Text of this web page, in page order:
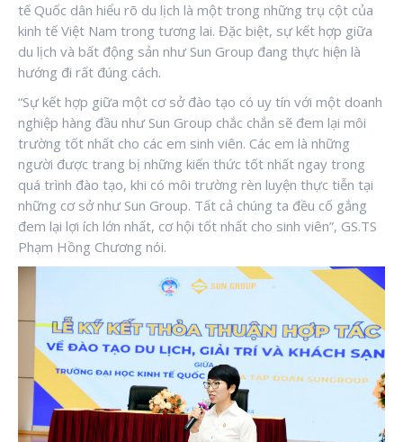
tế Quốc dân hiểu rõ du lịch là một trong những trụ cột của
kinh tế Việt Nam trong tương lai. Đặc biệt, sự kết hợp giữa
du lịch và bất động sản như Sun Group đang thực hiện là
hướng đi rất đúng cách.
“Sự kết hợp giữa một cơ sở đào tạo có uy tín với một doanh
nghiệp hàng đầu như Sun Group chắc chắn sẽ đem lại môi
trường tốt nhất cho các em sinh viên. Các em là những
người được trang bị những kiến thức tốt nhất ngay trong
quá trình đào tạo, khi có môi trường rèn luyện thực tiễn tại
những cơ sở như Sun Group. Tất cả chúng ta đều cố gắng
đem lại lợi ích lớn nhất, cơ hội tốt nhất cho sinh viên”, GS.TS
Phạm Hồng Chương nói.